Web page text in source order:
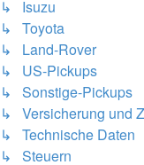
↳ Isuzu
↳ Toyota
↳ Land-Rover
↳ US-Pickups
↳ Sonstige-Pickups
↳ Versicherung und
↳ Technische Daten
↳ Steuern